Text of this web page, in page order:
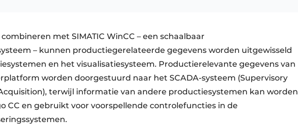
met SIMATIC WinCC – een schaalbaar
– kunnen productiegerelateerde gegevens worden uitgewisseld
en het visualisatiesysteem. Productierelevante gegevens van
worden doorgestuurd naar het SCADA-systeem (Supervisory
terwijl informatie van andere productiesystemen kan worden
CC en gebruikt voor voorspellende controlefuncties in de